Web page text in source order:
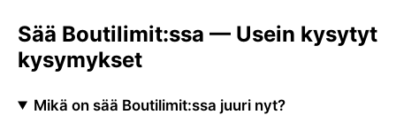
Sää Boutilimit:ssa — Usein kysytyt
kysymykset
Mikä on sää Boutilimit:ssa juuri nyt?